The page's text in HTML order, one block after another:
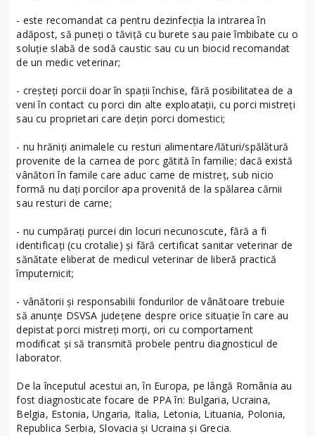
- este recomandat ca pentru dezinfecţia la intrarea în
adăpost, să puneţi o tăviţă cu burete sau paie îmbibate cu o
soluţie slabă de sodă caustic sau cu un biocid recomandat
de un medic veterinar;
- creşteţi porcii doar în spaţii închise, fără posibilitatea de a
veni în contact cu porci din alte exploataţii, cu porci mistreţi
sau cu proprietari care deţin porci domestici;
- nu hrăniţi animalele cu resturi alimentare/lături/spălătură
provenite de la carnea de porc gătită în familie; dacă există
vânători în famile care aduc carne de mistreţ, sub nicio
formă nu daţi porcilor apa provenită de la spălarea cărnii
sau resturi de carne;
- nu cumpăraţi purcei din locuri necunoscute, fără a fi
identificaţi (cu crotalie) şi fără certificat sanitar veterinar de
sănătate eliberat de medicul veterinar de liberă practică
împuternicit;
- vânătorii şi responsabilii fondurilor de vânătoare trebuie
să anunţe DSVSA judeţene despre orice situaţie în care au
depistat porci mistreţi morţi, ori cu comportament
modificat şi să transmită probele pentru diagnosticul de
laborator.
De la începutul acestui an, în Europa, pe lângă România au
fost diagnosticate focare de PPA în: Bulgaria, Ucraina,
Belgia, Estonia, Ungaria, Italia, Letonia, Lituania, Polonia,
Republica Serbia, Slovacia şi Ucraina şi Grecia.